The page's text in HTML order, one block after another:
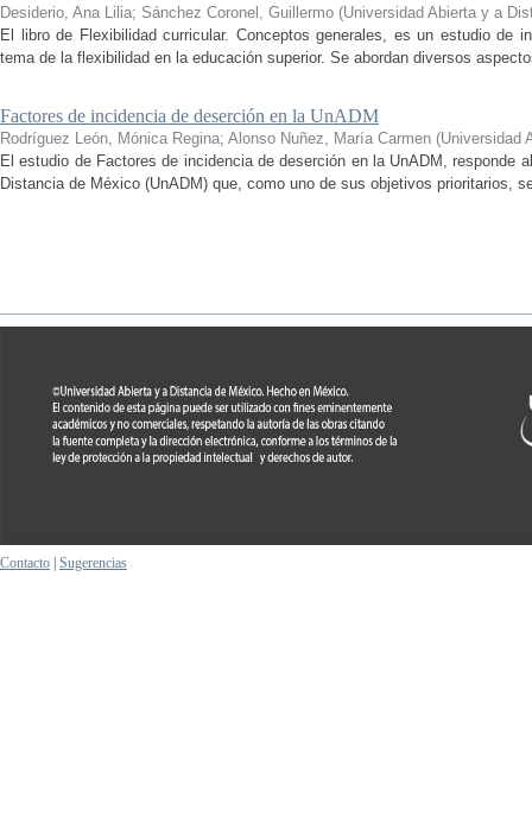
Desiderio, Ana Lilia; Sánchez Coronel, Guillermo (Universidad Abierta y a
El libro de Flexibilidad curricular. Conceptos generales, es un estudio de
tema de la flexibilidad en la educación superior. Se abordan diversos
Factores de incidencia de deserción en la UnADM
Rodríguez León, Mónica Regina; Alonso Nuñez, María Carmen (Universidad
El estudio de Factores de incidencia de deserción en la UnADM, responde
Distancia de México (UnADM) que, como uno de sus objetivos prioritarios,
Contacto Sugerencias